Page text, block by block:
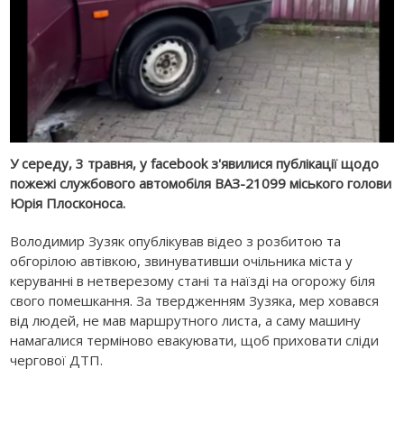
У середу, 3 травня, у facebook з'явилися публікації щодо
пожежі службового автомобіля ВАЗ-21099 міського голови
Юрія Плосконоса.
Володимир Зузяк опублікував відео з розбитою та
обгорілою автівкою, звинувативши очільника міста у
керуванні в нетверезому стані та наїзді на огорожу біля
свого помешкання. За твердженням Зузяка, мер ховався
від людей, не мав маршрутного листа, а саму машину
намагалися терміново евакуювати, щоб приховати сліди
чергової ДТП.